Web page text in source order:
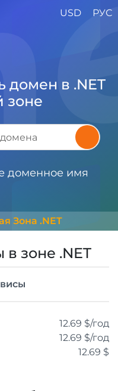
USD РУС
домен в .NET
зоне
доменное имя
Зона .NET
зоне .NET
12.69 $/год
12.69 $/год
12.69 $